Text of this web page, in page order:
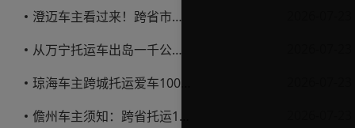
澄迈车主看过来！跨省市托运私家车，这些账得算明白
从万宁托运车出岛一千公里，这笔钱该怎么花才不踩坑
儋州车主须知：跨省托运1000公里费用怎么算？